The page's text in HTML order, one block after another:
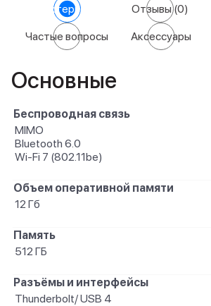
Характеристики Отзывы(0)
Частые вопросы Аксессуары
Основные
Беспроводная связь
MIMO
Bluetooth 6.0
Wi-Fi 7 (802.11be)
Объем оперативной памяти
12 Гб
Память
512 ГБ
Разъёмы и интерфейсы
Thunderbolt/ USB 4